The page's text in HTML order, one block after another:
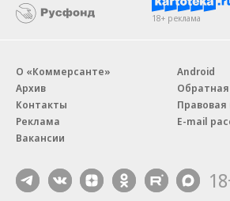
18+ реклама
О «Коммерсанте»
Архив
Контакты
Реклама
Вакансии
Android
Обратная
E-mail